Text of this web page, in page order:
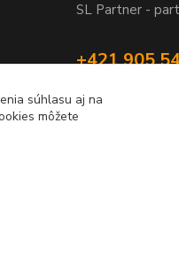
SL Partner -
+421 905
súhlasu aj na
môžete